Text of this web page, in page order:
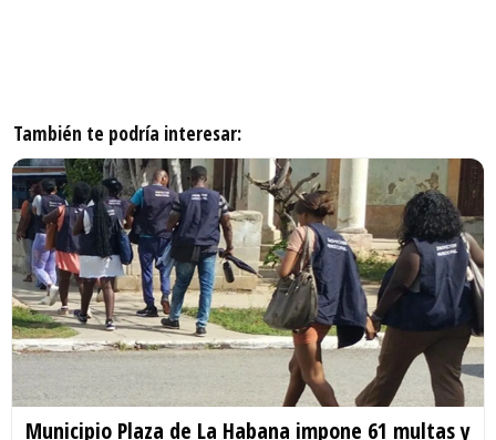
También te podría interesar:
Municipio Plaza de La Habana impone 61 multas y